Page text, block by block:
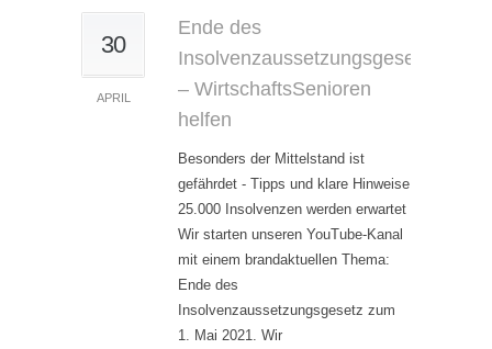
30
APRIL
Ende des
Insolvenzaussetzungsgesetz
– WirtschaftsSenioren
helfen
Besonders der Mittelstand ist
gefährdet - Tipps und klare Hinweise
25.000 Insolvenzen werden erwartet
Wir starten unseren YouTube-Kanal
mit einem brandaktuellen Thema:
Ende des
Insolvenzaussetzungsgesetz zum
1. Mai 2021. Wir